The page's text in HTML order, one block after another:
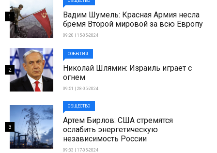
Вадим Шумель: Красная Армия несла
бремя Второй мировой за всю Европу
09:20 | 15-05-2024
1
СОБЫТИЯ
Николай Шлямин: Израиль играет с
огнем
09:51 | 28-05-2024
2
ОБЩЕСТВО
Артем Бирлов: США стремятся
ослабить энергетическую
независимость России
09:33 | 17-05-2024
3